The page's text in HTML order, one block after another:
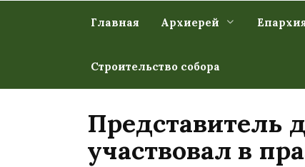
Главная Архиерей
Строительство собора
Представитель
участвовал в